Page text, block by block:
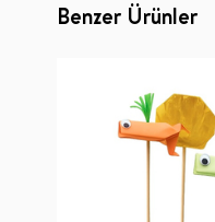
Benzer Ürünler